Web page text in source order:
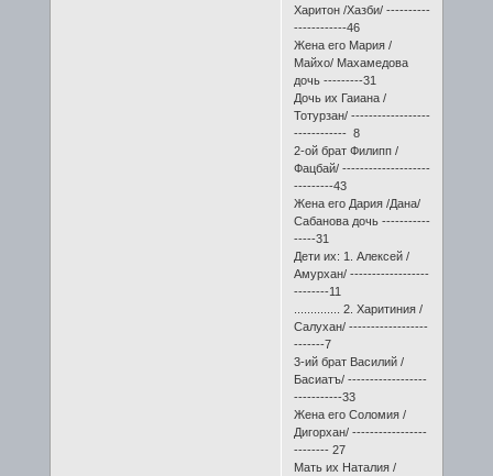
Харитон /Хазби/ ----------
------------46
Жена его Мария /
Майхо/ Махамедова
дочь ---------31
Дочь их Гаиана /
Тотурзан/ ------------------
------------ 8
2-ой брат Филипп /
Фацбай/ --------------------
---------43
Жена его Дария /Дана/
Сабанова дочь -----------
-----31
Дети их: 1. Алексей /
Амурхан/ ------------------
--------11
.............. 2. Харитиния /
Салухан/ ------------------
-------7
3-ий брат Василий /
Басиатъ/ ------------------
-----------33
Жена его Соломия /
Дигорхан/ -----------------
-------- 27
Мать их Наталия /